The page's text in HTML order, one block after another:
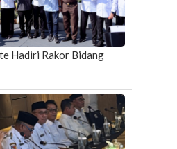
Hadiri Rakor Bidang